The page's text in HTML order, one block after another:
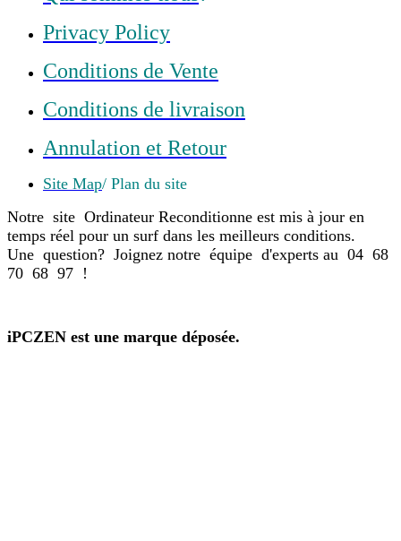
Privacy Policy
Conditions de Vente
Conditions de livraison
Annulation et Retour
Site Map/ Plan du site
Notre site Ordinateur Reconditionne est mis à jour en
temps réel pour un surf dans les meilleurs conditions.
Une question? Joignez notre équipe d'experts au 04 68
70 68 97 !
iPCZEN est une marque déposée.